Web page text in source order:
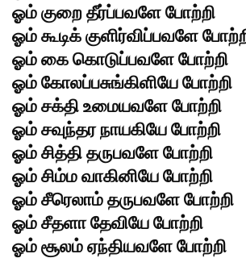
ஓம் குறை தீர்ப்பவளே போற்றி
ஓம் கூடிக் குளிர்விப்பவளே
ஓம் கை கொடுப்பவளே போற்றி
ஓம் கோலப்பசுங்கிளியே போற்றி
ஓம் சக்தி உமையவளே போற்றி
ஓம் சவுந்தர நாயகியே போற்றி
ஓம் சித்தி தருபவளே போற்றி
ஓம் சிம்ம வாகினியே போற்றி
ஓம் சீரெலாம் தருபவளே போற்றி
ஓம் சீதளா தேவியே போற்றி
ஓம் சூலம் ஏந்தியவளே போற்றி